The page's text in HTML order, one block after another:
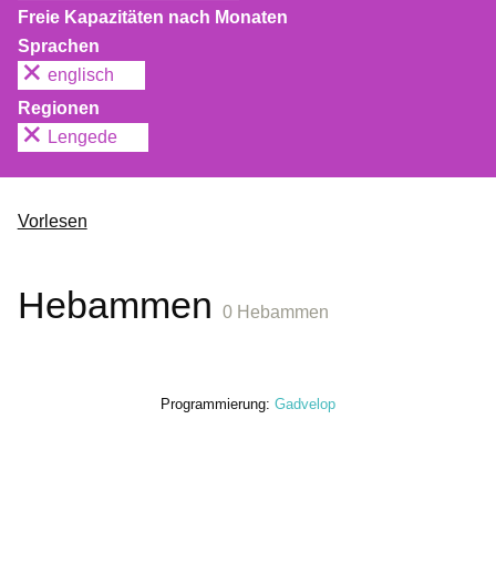
Freie Kapazitäten nach Monaten
Sprachen
englisch
Regionen
Lengede
Vorlesen
Hebammen 0 Hebammen
Programmierung: Gadvelop